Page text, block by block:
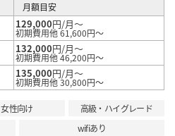
月額目安
129,000円/月～
初期費用他 61,600円～
132,000円/月～
初期費用他 46,200円～
135,000円/月～
初期費用他 30,800円～
女性向け
高級・ハイグレード
wifiあり